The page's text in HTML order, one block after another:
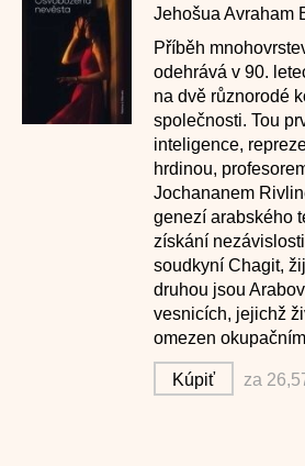
Jehošua Avraham
Příběh
odehrává v 90.
na dvě různorodé
společnosti. Tou
inteligence,
hrdinou,
Jochananem
genezí arabského
získání
soudkyní Chagit,
druhou jsou
vesnicích, jejichž
omezen
Kúpiť za